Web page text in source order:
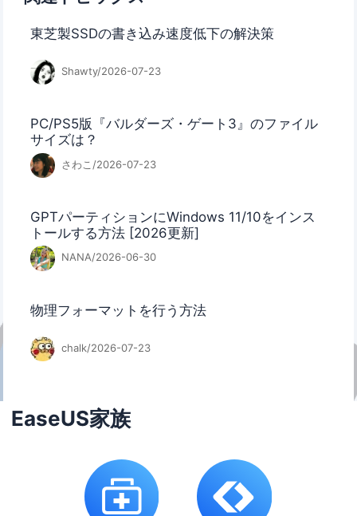
東芝製SSDの書き込み速度低下の解決策
Shawty/2026-07-23
PC/PS5版『バルダーズ・ゲート3』のファイル
サイズは？
さわこ/2026-07-23
GPTパーティションにWindows 11/10をインス
トールする方法 [2026更新]
NANA/2026-06-30
物理フォーマットを行う方法
chalk/2026-07-23
EaseUS家族